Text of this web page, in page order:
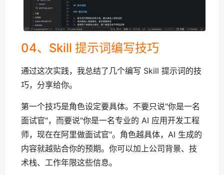
04、Skill 提示词编写技巧
通过这次实践，我总结了几个编写 Skill 提示词的技
巧，分享给你。
第一个技巧是角色设定要具体。不要只说"你是一名
面试官"，而要说"你是一名专业的 AI 应用开发工程
师，现在在阿里做面试官"。角色越具体，AI 生成的
内容就越贴合你的预期。你可以加上公司背景、技
术栈、工作年限这些信息。